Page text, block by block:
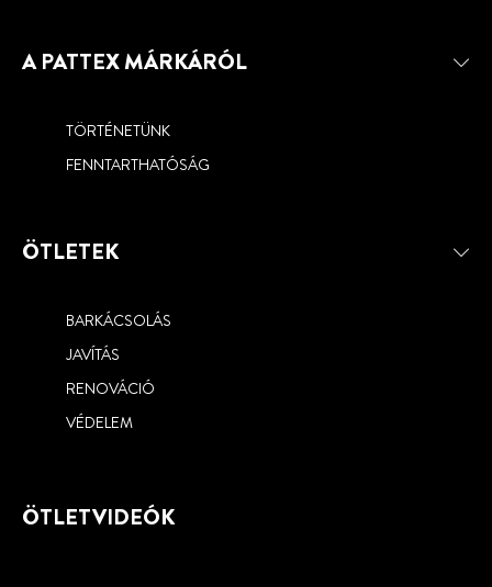
A PATTEX MÁRKÁRÓL
TÖRTÉNETÜNK
FENNTARTHATÓSÁG
ÖTLETEK
BARKÁCSOLÁS
JAVÍTÁS
RENOVÁCIÓ
VÉDELEM
ÖTLETVIDEÓK